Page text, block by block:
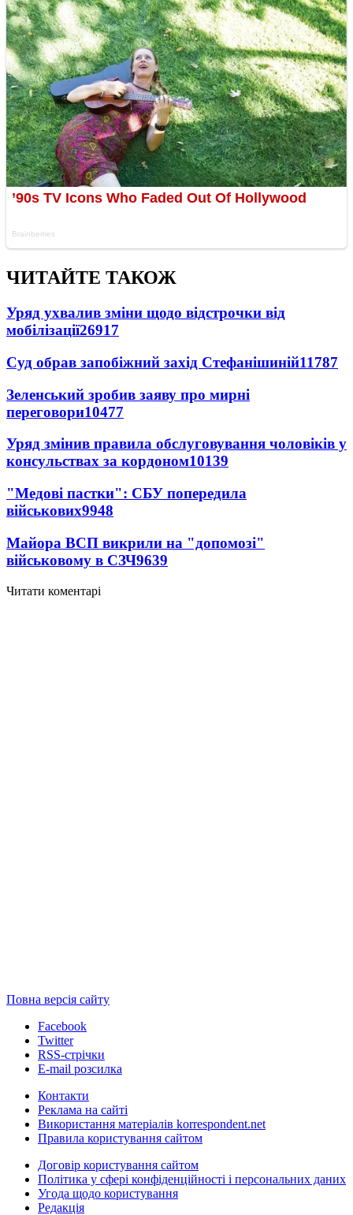
ЧИТАЙТЕ ТАКОЖ
Уряд ухвалив зміни щодо відстрочки від
мобілізації26917
Суд обрав запобіжний захід Стефанішиній11787
Зеленський зробив заяву про мирні
переговори10477
Уряд змінив правила обслуговування чоловіків у
консульствах за кордоном10139
"Медові пастки": СБУ попередила
військових9948
Майора ВСП викрили на "допомозі"
військовому в СЗЧ9639
Читати коментарі
Повна версія сайту
Facebook
Twitter
RSS-стрічки
E-mail розсилка
Контакти
Реклама на сайті
Використання матеріалів korrespondent.net
Правила користування сайтом
Договір користування сайтом
Політика у сфері конфіденційності і персональних даних
Угода щодо користування
Редакція